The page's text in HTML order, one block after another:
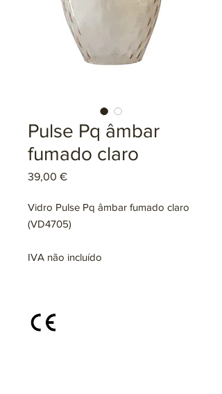
Pulse Pq âmbar
fumado claro
39,00 €Preço
Vidro Pulse Pq âmbar fumado claro
(VD4705)
IVA não incluído